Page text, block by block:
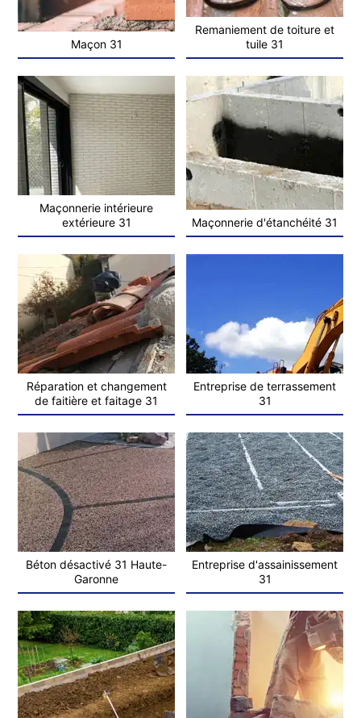
Maçon 31
Remaniement de toiture et
tuile 31
Maçonnerie intérieure
extérieure 31
Maçonnerie d'étanchéité 31
Réparation et changement
de faitière et faitage 31
Entreprise de terrassement
31
Béton désactivé 31 Haute-
Garonne
Entreprise d'assainissement
31